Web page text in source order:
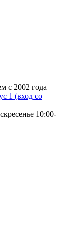
с 2002 года
1 (вход со
10:00-